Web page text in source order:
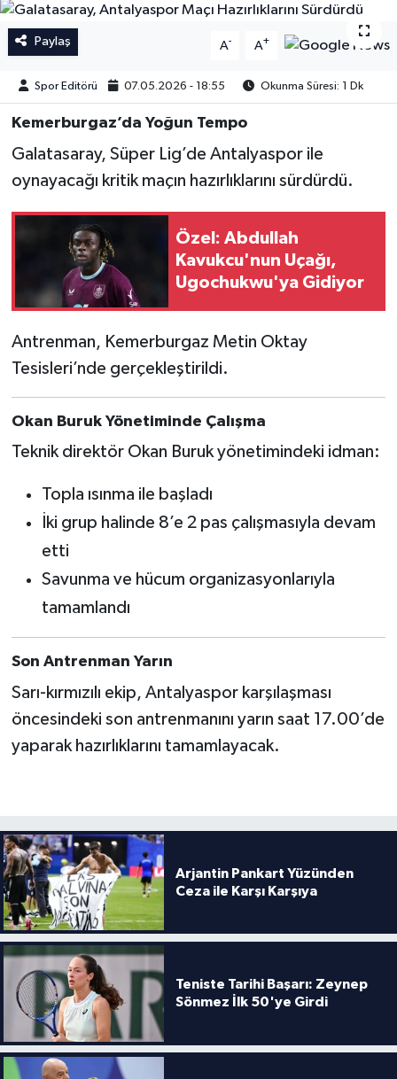
Paylaş A- A+
Spor Editörü 07.05.2026 - 18:55 Okunma Süresi: 1 Dk
Kemerburgaz’da Yoğun Tempo
Galatasaray, Süper Lig’de Antalyaspor ile
oynayacağı kritik maçın hazırlıklarını sürdürdü.
Özel: Abdullah
Kavukcu'nun Uçağı,
Ugochukwu'ya Gidiyor
Antrenman, Kemerburgaz Metin Oktay
Tesisleri’nde gerçekleştirildi.
Okan Buruk Yönetiminde Çalışma
Teknik direktör Okan Buruk yönetimindeki idman:
Topla ısınma ile başladı
İki grup halinde 8’e 2 pas çalışmasıyla devam
etti
Savunma ve hücum organizasyonlarıyla
tamamlandı
Son Antrenman Yarın
Sarı-kırmızılı ekip, Antalyaspor karşılaşması
öncesindeki son antrenmanını yarın saat 17.00’de
yaparak hazırlıklarını tamamlayacak.
Arjantin Pankart Yüzünden
Ceza ile Karşı Karşıya
Teniste Tarihi Başarı: Zeynep
Sönmez İlk 50'ye Girdi
İngiltere Premier Lig
Almanya Bundesliga
La Liga
Serie A
İngiltere Premier Lig
Almanya Bundesliga
Serie A
Fransa Ligue 1
Eredevise
Portekiz Ligi
TFF 1.Lig
Diğer Basketbol Ligleri
Formula 1
Hentbol
At Yarışı
Bisiklet
Güreş
Halter
Motor Sporları
Su Sporları
Diğer Spor Dalları
Futbolcular